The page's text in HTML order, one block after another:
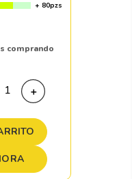
+ 80pzs
comprando
＋